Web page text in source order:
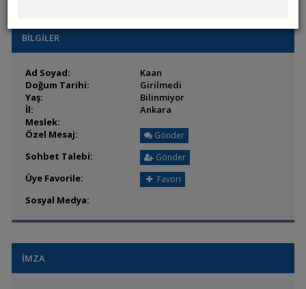
BİLGİLER
Ad Soyad:
Kaan
Doğum Tarihi:
Girilmedi
Yaş:
Bilinmiyor
İl:
Ankara
Meslek:
Özel Mesaj:
Gönder
Sohbet Talebi: Gönder
Üye Favorile: Favori
Sosyal Medya:
İMZA